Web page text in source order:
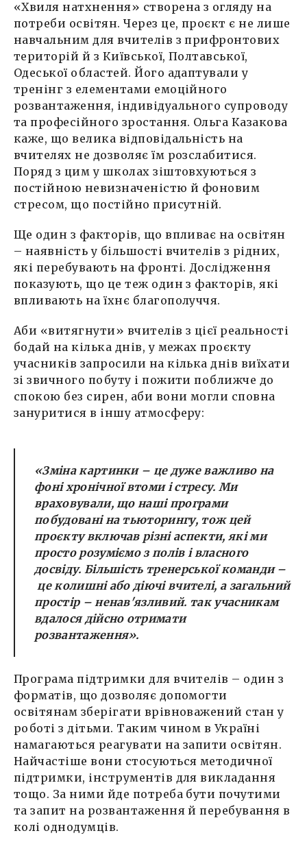
«Хвиля натхнення» створена з огляду на
потреби освітян. Через це, проєкт є не лише
навчальним для вчителів з прифронтових
територій й з Київської, Полтавської,
Одеської областей. Його адаптували у
тренінг з елементами емоційного
розвантаження, індивідуального супроводу
та професійного зростання. Ольга Казакова
каже, що велика відповідальність на
вчителях не дозволяє їм розслабитися.
Поряд з цим у школах зіштовхуються з
постійною невизначеністю й фоновим
стресом, що постійно присутній.
Ще один з факторів, що впливає на освітян
– наявність у більшості вчителів з рідних,
які перебувають на фронті. Дослідження
показують, що це теж один з факторів, які
впливають на їхнє благополуччя.
Аби «витягнути» вчителів з цієї реальності
бодай на кілька днів, у межах проєкту
учасників запросили на кілька днів виїхати
зі звичного побуту і пожити поближче до
спокою без сирен, аби вони могли сповна
зануритися в іншу атмосферу:
«Зміна картинки – це дуже важливо на
фоні хронічної втоми і стресу. Ми
враховували, що наші програми
побудовані на тьюторингу, тож цей
проєкту включав різні аспекти, які ми
просто розуміємо з полів і власного
досвіду. Більшість тренерської команди –
це колишні або діючі вчителі, а загальний
простір – ненав'язливий. так учасникам
вдалося дійсно отримати
розвантаження».
Програма підтримки для вчителів – один з
форматів, що дозволяє допомогти
освітянам зберігати врівноважений стан у
роботі з дітьми. Таким чином в Україні
намагаються реагувати на запити освітян.
Найчастіше вони стосуються методичної
підтримки, інструментів для викладання
тощо. За ними йде потреба бути почутими
та запит на розвантаження й перебування в
колі однодумців.